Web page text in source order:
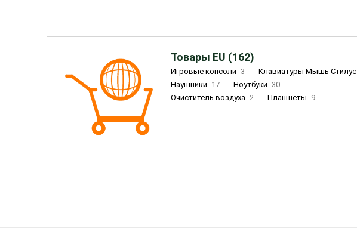
Товары EU (162)
Игровые консоли 3 Клавиатуры Мышь Стилус
Наушники 17 Ноутбуки 30
Очиститель воздуха 2 Планшеты 9